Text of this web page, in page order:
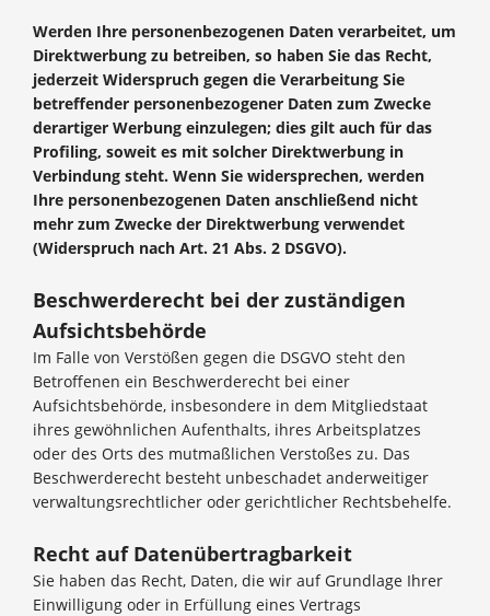
Werden Ihre personenbezogenen Daten verarbeitet, um
Direktwerbung zu betreiben, so haben Sie das Recht,
jederzeit Widerspruch gegen die Verarbeitung Sie
betreffender personenbezogener Daten zum Zwecke
derartiger Werbung einzulegen; dies gilt auch für das
Profiling, soweit es mit solcher Direktwerbung in
Verbindung steht. Wenn Sie widersprechen, werden
Ihre personenbezogenen Daten anschließend nicht
mehr zum Zwecke der Direktwerbung verwendet
(Widerspruch nach Art. 21 Abs. 2 DSGVO).
Beschwerderecht bei der zuständigen
Aufsichtsbehörde
Im Falle von Verstößen gegen die DSGVO steht den
Betroffenen ein Beschwerderecht bei einer
Aufsichtsbehörde, insbesondere in dem Mitgliedstaat
ihres gewöhnlichen Aufenthalts, ihres Arbeitsplatzes
oder des Orts des mutmaßlichen Verstoßes zu. Das
Beschwerderecht besteht unbeschadet anderweitiger
verwaltungsrechtlicher oder gerichtlicher Rechtsbehelfe.
Recht auf Datenübertragbarkeit
Sie haben das Recht, Daten, die wir auf Grundlage Ihrer
Einwilligung oder in Erfüllung eines Vertrags